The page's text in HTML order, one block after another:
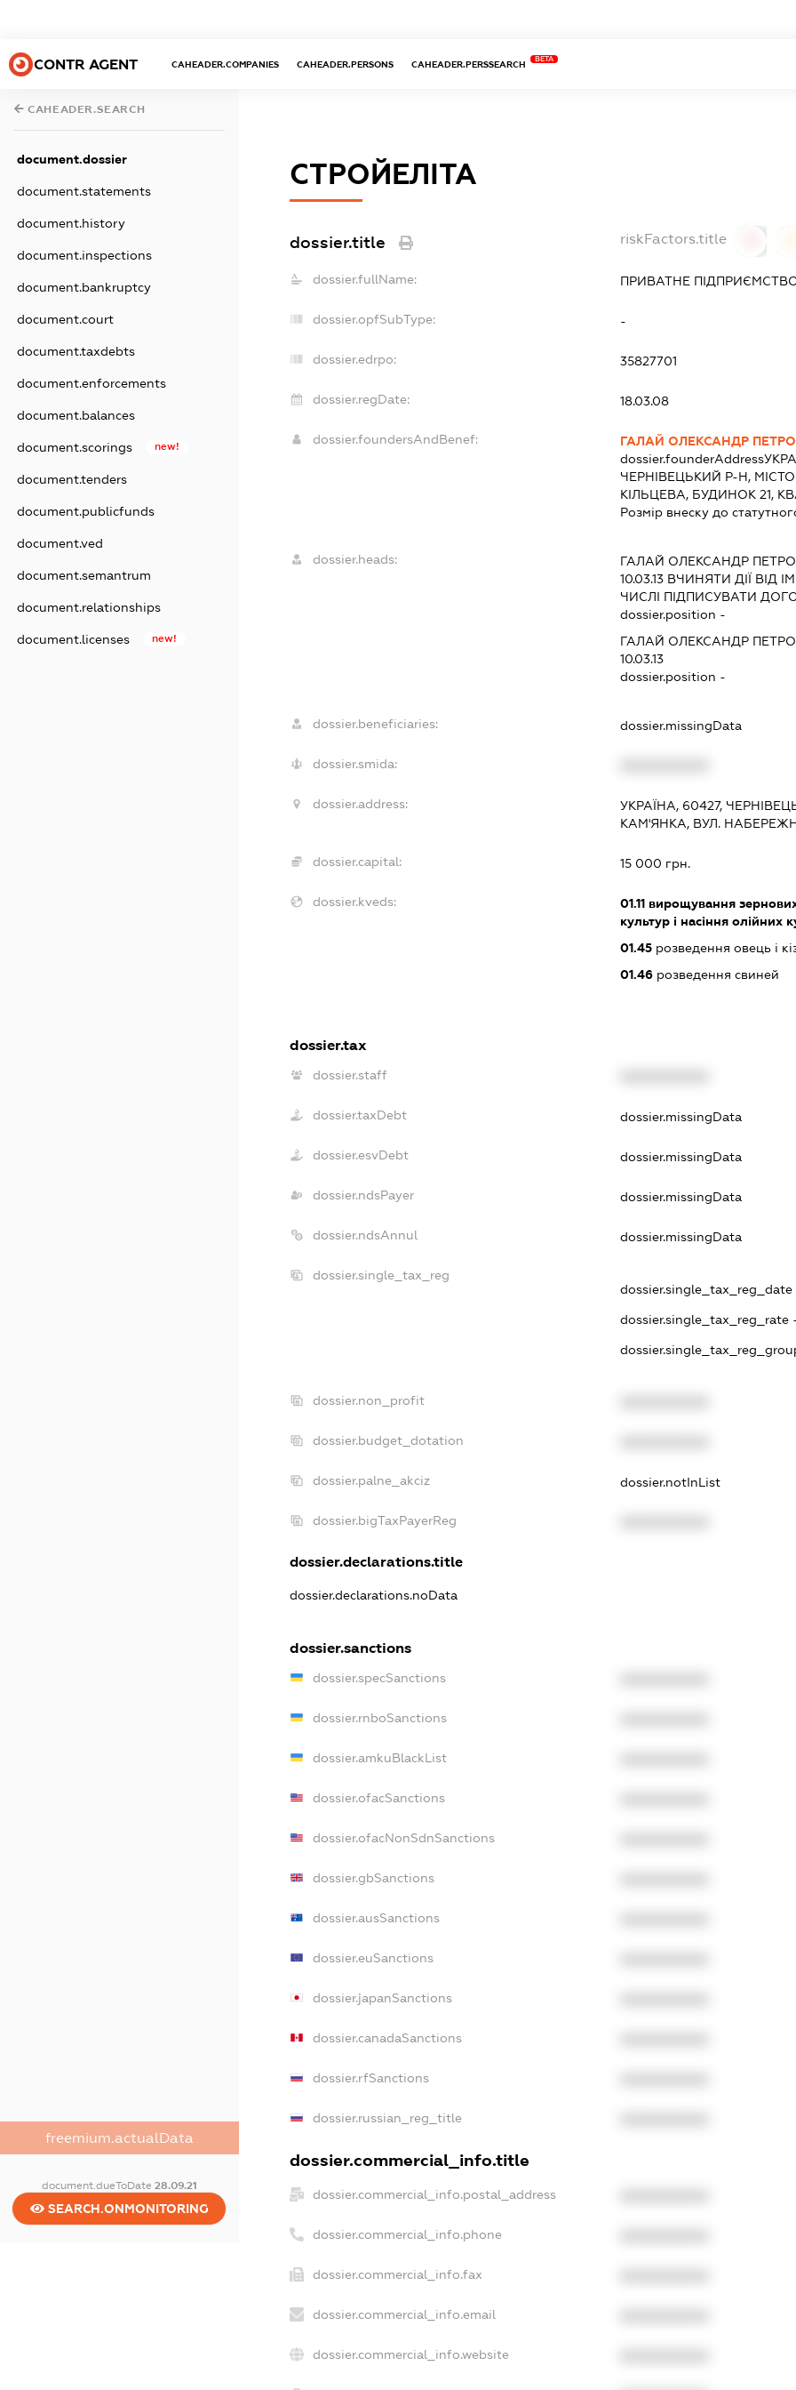
CONTR AGENT CAHEADER.COMPANIES CAHEADER.PERSONS CAHEADER.PERSSEARCH
BETA
CAHEADER.SEARCH
document.dossier
document.statements
document.history
document.inspections
document.bankruptcy
document.court
document.taxdebts
document.enforcements
document.balances
document.scorings new!
document.tenders
document.publicfunds
document.ved
document.semantrum
document.relationships
document.licenses new!
freemium.actualData
document.dueToDate 28.09.21
SEARCH.ONMONITORING
СТРОЙЕЛІТА
dossier.title riskFactors.title
dossier.fullName: ПРИВАТНЕ
dossier.opfSubType: -
dossier.edrpo: 35827701
dossier.regDate: 18.03.08
dossier.foundersAndBenef:
ГАЛАЙ ОЛЕКСАНДР
dossier.founderAddress
ЧЕРНІВЕЦЬКИЙ Р-Н,
КІЛЬЦЕВА, БУДИНОК 21,
Розмір внеску до
dossier.heads: ГАЛАЙ ОЛЕКСАНДР
10.03.13ВЧИНЯТИ ДІЇ ВІД
ЧИСЛІ ПІДПИСУВАТИ
dossier.position -
ГАЛАЙ ОЛЕКСАНДР
10.03.13
dossier.position -
dossier.beneficiaries: dossier.missingData
dossier.smida:
dossier.address:
УКРАЇНА, 60427,
КАМ'ЯНКА, ВУЛ.
dossier.capital: 15 000 грн.
dossier.kveds: 01.11вирощування
культур і насіння олійних
01.45розведення овець і
01.46розведення свиней
dossier.tax
dossier.staff
dossier.taxDebt dossier.missingData
dossier.esvDebt dossier.missingData
dossier.ndsPayer dossier.missingData
dossier.ndsAnnul dossier.missingData
dossier.single_tax_reg
dossier.single_tax_reg_date
dossier.single_tax_reg_rate
dossier.non_profit
dossier.budget_dotation
dossier.palne_akciz dossier.notInList
dossier.bigTaxPayerReg
dossier.declarations.title
dossier.declarations.noData
dossier.sanctions
dossier.specSanctions
dossier.rnboSanctions
dossier.amkuBlackList
dossier.ofacSanctions
dossier.ofacNonSdnSanctions
dossier.gbSanctions
dossier.ausSanctions
dossier.euSanctions
dossier.japanSanctions
dossier.canadaSanctions
dossier.rfSanctions
dossier.russian_reg_title
dossier.commercial_info.title
dossier.commercial_info.postal_address
dossier.commercial_info.phone
dossier.commercial_info.fax
dossier.commercial_info.email
dossier.commercial_info.website